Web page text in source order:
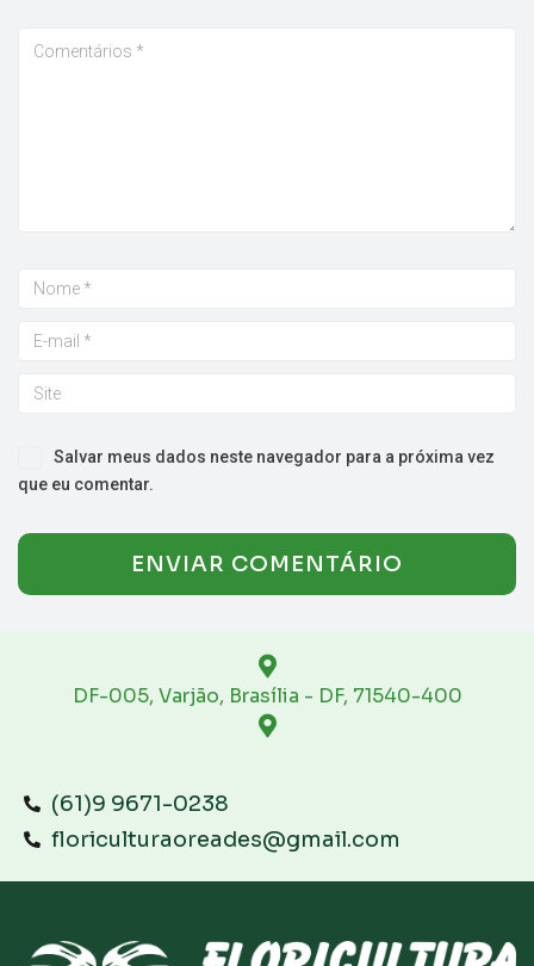
Salvar meus dados neste navegador para a próxima vez
que eu comentar.
DF-005, Varjão, Brasília - DF, 71540-400
(61)9 9671-0238
floriculturaoreades@gmail.com